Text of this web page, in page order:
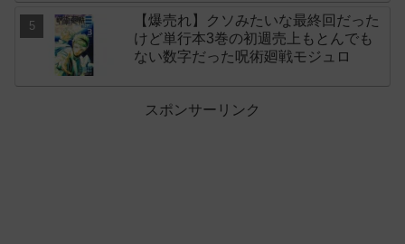
【爆売れ】クソみたいな最終回だった
けど単行本3巻の初週売上もとんでも
ない数字だった呪術廻戦モジュロ
スポンサーリンク